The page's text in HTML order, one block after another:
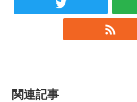
関連記事